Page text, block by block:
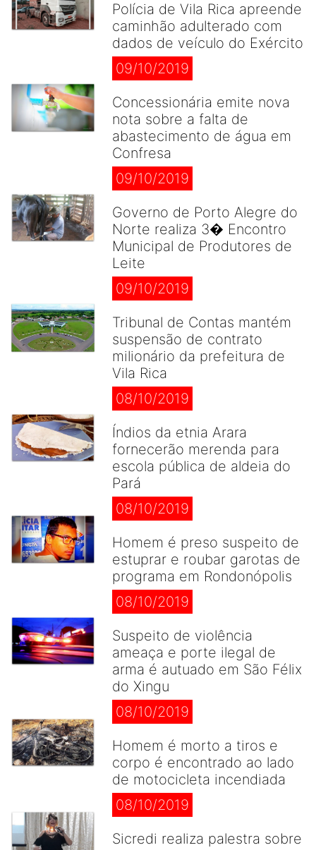
Polícia de Vila Rica apreende
caminhão adulterado com
dados de veículo do Exército
09/10/2019
Concessionária emite nova
nota sobre a falta de
abastecimento de água em
Confresa
09/10/2019
Governo de Porto Alegre do
Norte realiza 3� Encontro
Municipal de Produtores de
Leite
09/10/2019
Tribunal de Contas mantém
suspensão de contrato
milionário da prefeitura de
Vila Rica
08/10/2019
Índios da etnia Arara
fornecerão merenda para
escola pública de aldeia do
Pará
08/10/2019
Homem é preso suspeito de
estuprar e roubar garotas de
programa em Rondonópolis
08/10/2019
Suspeito de violência
ameaça e porte ilegal de
arma é autuado em São Félix
do Xingu
08/10/2019
Homem é morto a tiros e
corpo é encontrado ao lado
de motocicleta incendiada
08/10/2019
Sicredi realiza palestra sobre